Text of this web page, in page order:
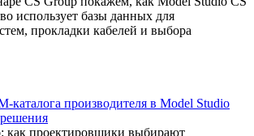
использует базы данных для
прокладки кабелей и выбора
производителя в Model Studio
как проектировщики выбирают